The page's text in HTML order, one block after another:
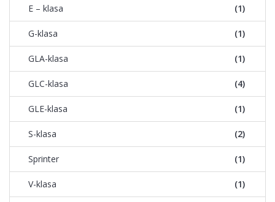
E – klasa (1)
G-klasa (1)
GLA-klasa (1)
GLC-klasa (4)
GLE-klasa (1)
S-klasa (2)
Sprinter (1)
V-klasa (1)